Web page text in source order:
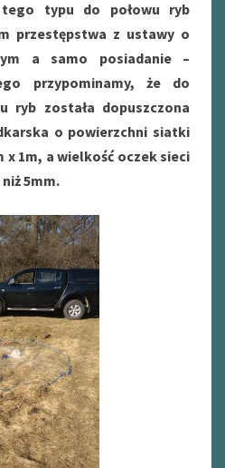
tego typu do połowu ryb
przestępstwa z ustawy o
a samo posiadanie –
przypominamy, że do
ryb została dopuszczona
o powierzchni siatki
x 1m, a wielkość oczek sieci
5mm.